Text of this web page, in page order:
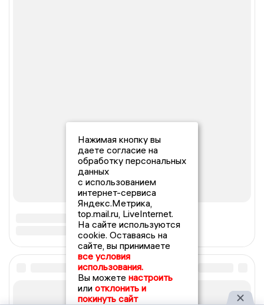
Нажимая кнопку вы
даете согласие на
обработку персональных
данных
с использованием
интернет-сервиса
Яндекс.Метрика,
top.mail.ru, LiveInternet.
На сайте используются
cookie. Оставаясь на
сайте, вы принимаете
все условия
использования.
Вы можете настроить
или отклонить и
покинуть сайт